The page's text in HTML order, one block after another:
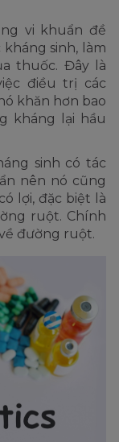
vi khuẩn đề
sinh, làm
thuốc. Đây là
điều trị các
khăn hơn bao
kháng lại hầu
sinh có tác
nên nó cũng
lợi, đặc biệt là
ruột. Chính
đường ruột.